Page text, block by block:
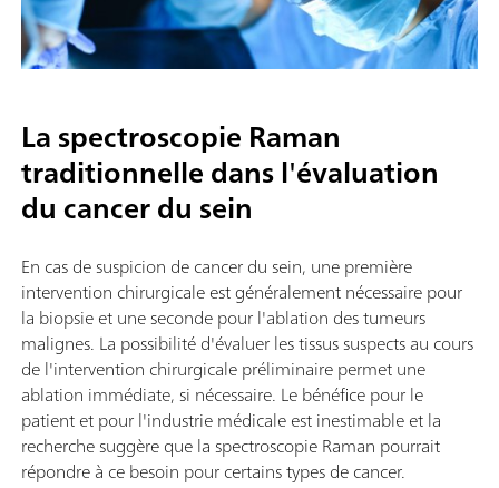
La spectroscopie Raman
traditionnelle dans l'évaluation
du cancer du sein
En cas de suspicion de cancer du sein, une première
intervention chirurgicale est généralement nécessaire pour
la biopsie et une seconde pour l'ablation des tumeurs
malignes. La possibilité d'évaluer les tissus suspects au cours
de l'intervention chirurgicale préliminaire permet une
ablation immédiate, si nécessaire. Le bénéfice pour le
patient et pour l'industrie médicale est inestimable et la
recherche suggère que la spectroscopie Raman pourrait
répondre à ce besoin pour certains types de cancer.